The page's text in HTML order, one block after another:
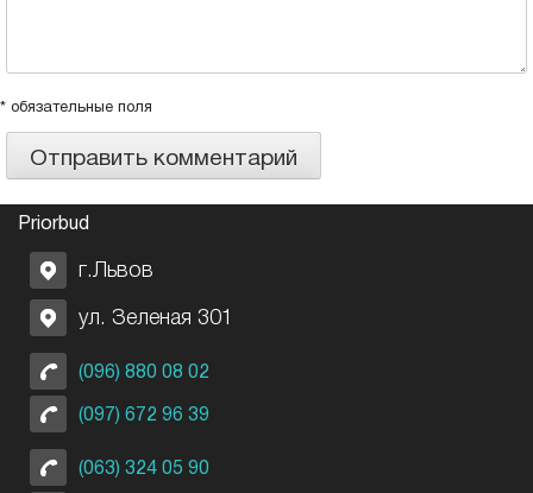
* обязательные поля
Priorbud
г.Львов
ул. Зеленая 301
(096) 880 08 02
(097) 672 96 39
(063) 324 05 90